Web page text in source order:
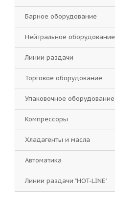
Барное оборудование
Нейтральное оборудование
Линии раздачи
Торговое оборудование
Упаковочное оборудование
Компрессоры
Хладагенты и масла
Автоматика
Линии раздачи "HOT-LINE"